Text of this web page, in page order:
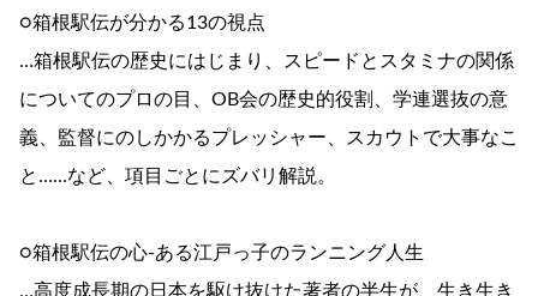
○箱根駅伝が分かる13の視点
…箱根駅伝の歴史にはじまり、スピードとスタミナの関係
についてのプロの目、OB会の歴史的役割、学連選抜の意
義、監督にのしかかるプレッシャー、スカウトで大事なこ
と……など、項目ごとにズバリ解説。
○箱根駅伝の心-ある江戸っ子のランニング人生
…高度成長期の日本を駆け抜けた著者の半生が、生き生き